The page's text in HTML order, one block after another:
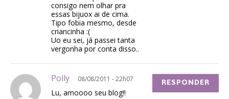
consigo nem olhar pra
essas bijuox ai de cima.
Tipo fobia mesmo, desde
criancinha :(
Uo eu sei, já passei tanta
vergonha por conta disso..
Polly 08/08/2011 - 22h07
Lu, amoooo seu blog!!
RESPONDER